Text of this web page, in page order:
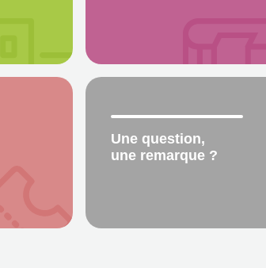
Une question,
une remarque ?